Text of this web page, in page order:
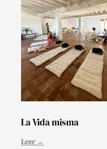
La Vida misma
Leer →